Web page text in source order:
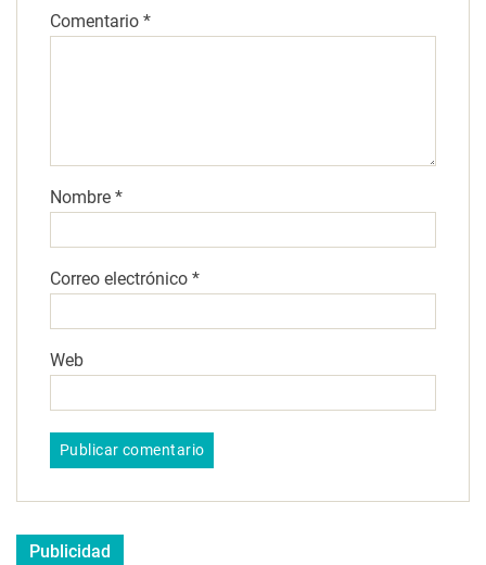
Comentario *
Nombre *
Correo electrónico *
Web
Publicidad